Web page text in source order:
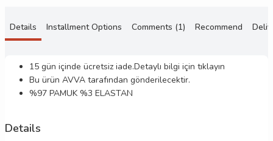
Details Installment Options Comments (1) Recommend
15 gün içinde ücretsiz iade.Detaylı bilgi için tıklayın
Bu ürün AVVA tarafından gönderilecektir.
%97 PAMUK %3 ELASTAN
Details